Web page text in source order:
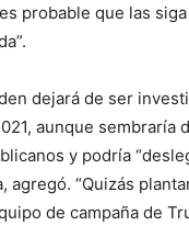
probable que las
dejará de ser
aunque sembraría
y podría
agregó. “Quizás
de campaña de